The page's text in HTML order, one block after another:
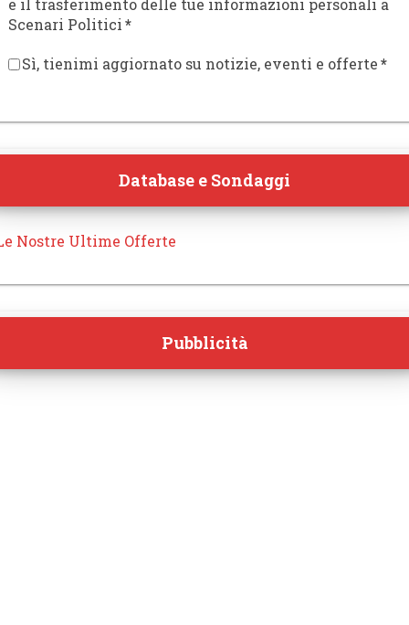
e il trasferimento delle tue informazioni personali a
Scenari Politici*
Sì, tienimi aggiornato su notizie, eventi e offerte*
Database e Sondaggi
Nostre Ultime Offerte
Pubblicità